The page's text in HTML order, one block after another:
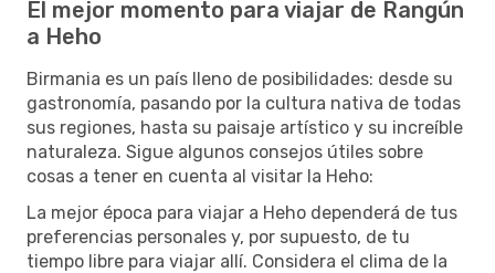
El mejor momento para viajar de Rangún
a Heho
Birmania es un país lleno de posibilidades: desde su
gastronomía, pasando por la cultura nativa de todas
sus regiones, hasta su paisaje artístico y su increíble
naturaleza. Sigue algunos consejos útiles sobre
cosas a tener en cuenta al visitar la Heho:
La mejor época para viajar a Heho dependerá de tus
preferencias personales y, por supuesto, de tu
tiempo libre para viajar allí. Considera el clima de la